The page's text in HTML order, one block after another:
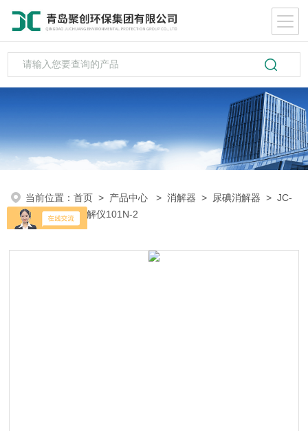
当前位置：首页 > 产品中心 >消解器 > 尿碘消解器 > JC-
101N-2尿碘消解仪101N-2